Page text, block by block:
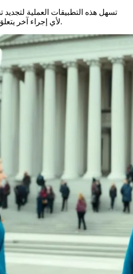
تسهل هذه التطبيقات العملية لتجديد
لأي إجراء آخر يتعلق بتصريح الإقامة الخاص بك.